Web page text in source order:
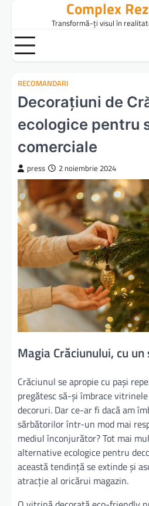
content
Complex
Transformă-ți visul în
RECOMANDARI
Decorațiuni de
ecologice pentru
comerciale
press 2 noiembrie 2024
Magia Crăciunului, cu
Crăciunul se apropie cu pași
pregătesc să-și îmbrace
decoruri. Dar ce-ar fi dacă am
sărbătorilor într-un mod mai
mediul înconjurător? Tot mai
alternative ecologice pentru
această tendință se extinde și
atracție al oricărui magazin.